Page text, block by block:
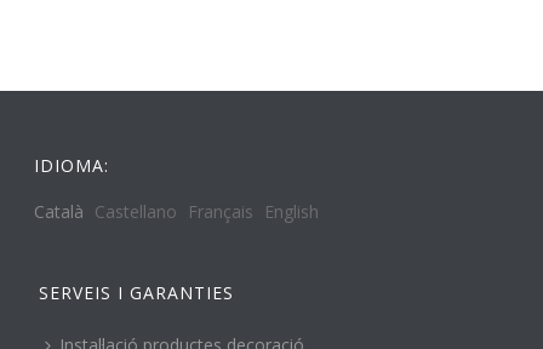
IDIOMA:
Català Castellano Français English
SERVEIS I GARANTIES